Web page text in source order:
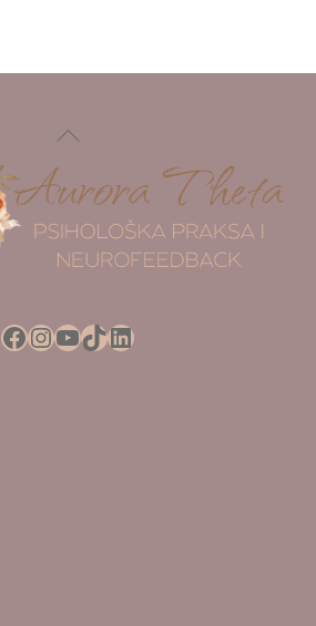
Back
Top
Facebook
Instagram
YouTube
TikTok
LinkedIn